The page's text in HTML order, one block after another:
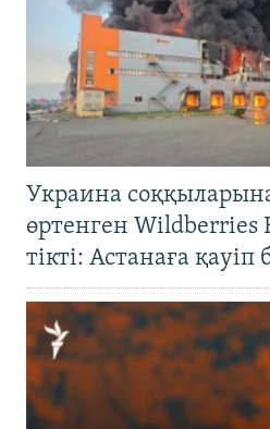
Украина
өртенген Wildberries
тікті: Астанаға қауіп